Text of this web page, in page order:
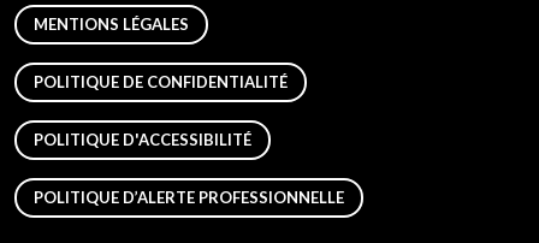
MENTIONS LÉGALES
POLITIQUE DE CONFIDENTIALITÉ
POLITIQUE D'ACCESSIBILITÉ
POLITIQUE D’ALERTE PROFESSIONNELLE